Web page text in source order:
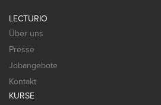
LECTURIO
Über uns
Presse
Jobangebote
Kontakt
KURSE